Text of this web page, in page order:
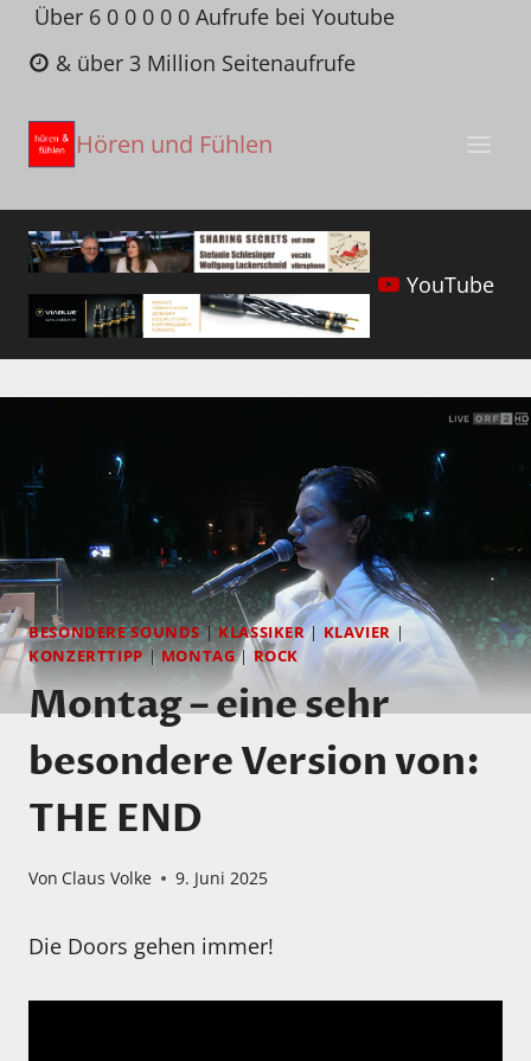
Zum
Inhalt
springen
Über 6 0 0 0 0 0 Aufrufe bei Youtube
& über 3 Million Seitenaufrufe
Hören und Fühlen
YouTube
BESONDERE SOUNDS|KLASSIKER| KLAVIER |
KONZERTTIPP| MONTAG| ROCK
Montag – eine sehr
besondere Version von:
THE END
Von Claus Volke 9. Juni 2025
Die Doors gehen immer!